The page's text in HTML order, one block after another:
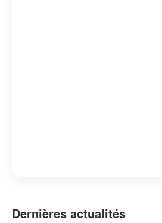
Dernières actualités